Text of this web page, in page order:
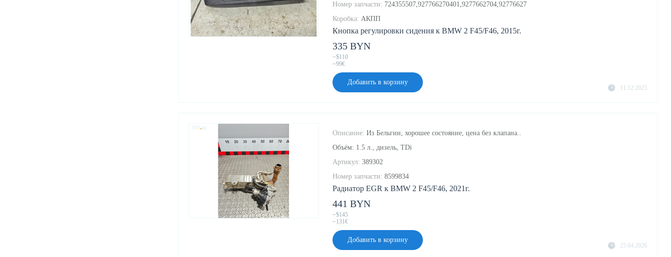
Кнопка регулировки сидения к BMW 2 F45/F46, 2015г.
Номер запчасти: 724355507,927766270401,9277662704,92776627
Коробка: АКПП
11.12.2025
335 BYN
~$110
~99€
Добавить в корзину
Радиатор EGR к BMW 2 F45/F46, 2021г.
Описание: Из Бельгии, хорошее состояние, цена без клапана..
Объём: 1.5 л., дизель, TDi
Артикул: 389302
Номер запчасти: 8599834
25.04.2026
441 BYN
~$145
~131€
Добавить в корзину